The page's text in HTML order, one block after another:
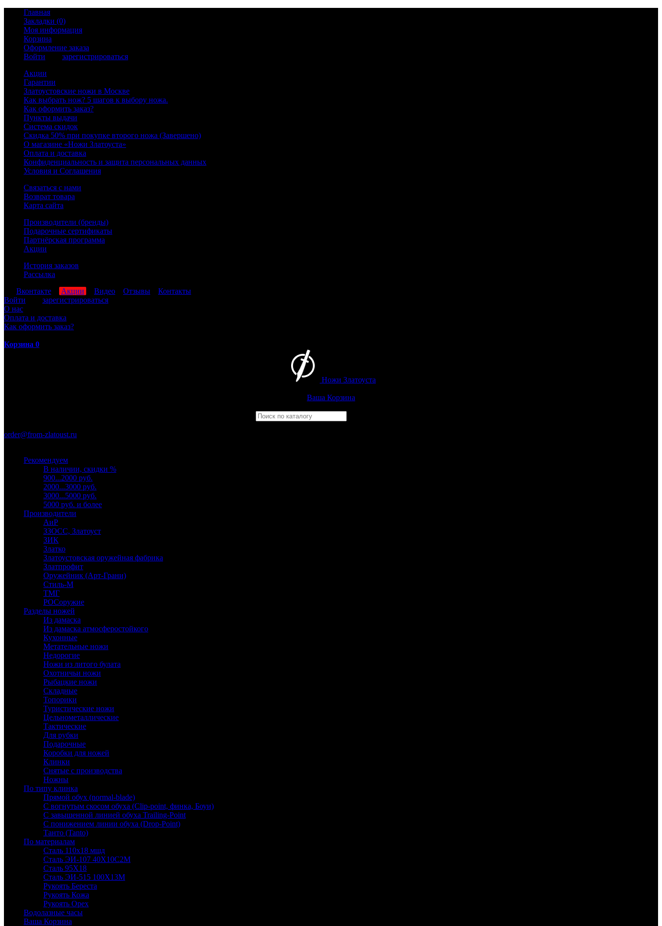
Главная
Закладки (0)
Моя информация
Корзина
Оформление заказа
Войти
зарегистрироваться
Акции
Гарантии
Златоустовские ножи в Москве
Как выбрать нож? 5 шагов к выбору ножа.
Как оформить заказ?
Пункты выдачи
Система скидок
Скидка 50% при покупке второго ножа (Завершено)
О магазине «Ножи Златоуста»
Оплата и доставка
Конфиденциальность и защита персональных данных
Условия и Соглашения
Связаться с нами
Возврат товара
Карта сайта
Производители (бренды)
Подарочные сертификаты
Партнёрская программа
Акции
История заказов
Рассылка
Вконтакте Акции Видео Отзывы
Контакты
Войти
зарегистрироваться
О нас
Оплата и доставка
Как оформить заказ?
Корзина 0
Ножи Златоуста
Ваша Корзина
order@from-zlatoust.ru
Рекомендуем
В наличии, скидки %
900...2000 руб.
2000...3000 руб.
3000...5000 руб.
5000 руб. и более
Производители
АиР
ЗЗОСС, Златоуст
ЗИК
Златко
Златоустовская оружейная фабрика
Златпрофит
Оружейник (Арт-Грани)
Стиль-М
ТМГ
РОСоружие
Разделы ножей
Из дамаска
Из дамаска атмосферостойкого
Кухонные
Метательные ножи
Недорогие
Ножи из литого булата
Охотничьи ножи
Рыбацкие ножи
Складные
Топорики
Туристические ножи
Цельнометаллические
Тактические
Для рубки
Подарочные
Коробки для ножей
Клинки
Снятые с производства
Ножны
По типу клинка
Прямой обух (normal-blade)
С вогнутым скосом обуха (Clip-point, финка, Боуи)
С завышенной линией обуха Trailing-Point
С понижением линии обуха (Drop-Point)
Танто (Tanto)
По материалам
Сталь 110х18 мшд
Сталь ЭИ-107 40Х10С2М
Сталь 95Х18
Сталь ЭИ-515 100Х13М
Рукоять Береста
Рукоять Кожа
Рукоять Орех
Водолазные часы
Ваша Корзина